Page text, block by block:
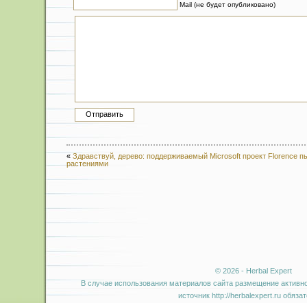
Mail (не будет опубликовано)
« Здравствуй, дерево: поддерживаемый Microsoft проект Florence
растениями
© 2026 - Herbal Expert
В случае использования материалов сайта размещение
источник http://herbalexpert.ru